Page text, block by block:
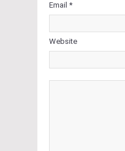
Email *
Website